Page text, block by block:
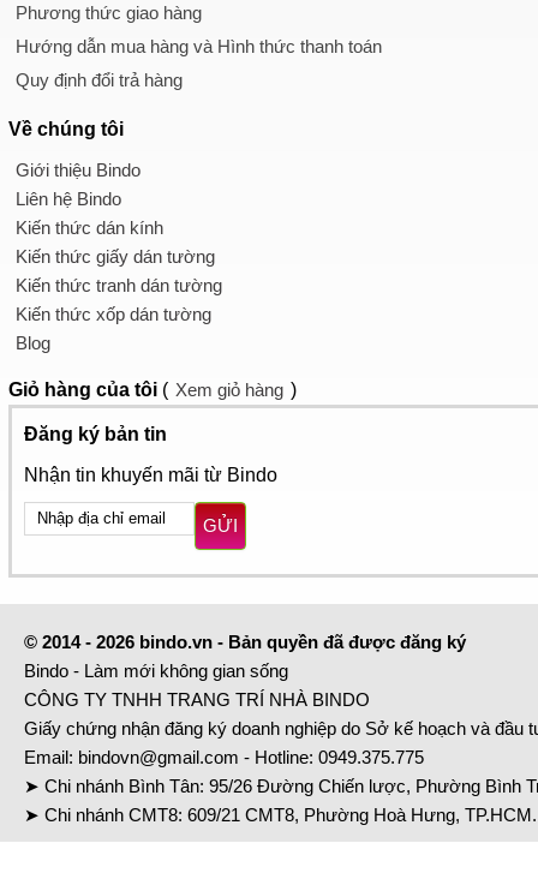
Phương thức giao hàng
Hướng dẫn mua hàng và Hình thức thanh toán
Quy định đổi trả hàng
Về chúng tôi
Giới thiệu Bindo
Liên hệ Bindo
Kiến thức dán kính
Kiến thức giấy dán tường
Kiến thức tranh dán tường
Kiến thức xốp dán tường
Blog
Giỏ hàng của tôi ( Xem giỏ hàng )
Đăng ký bản tin
Nhận tin khuyến mãi từ Bindo
GỬI
© 2014 - 2026 bindo.vn - Bản quyền đã được đăng ký
Bindo - Làm mới không gian sống
CÔNG TY TNHH TRANG TRÍ NHÀ BINDO
Giấy chứng nhận đăng ký doanh nghiệp do Sở kế hoạch và đầu
Email: bindovn@gmail.com - Hotline: 0949.375.775
➤ Chi nhánh Bình Tân: 95/26 Đường Chiến lược, Phường Bình
➤ Chi nhánh CMT8: 609/21 CMT8, Phường Hoà Hưng,